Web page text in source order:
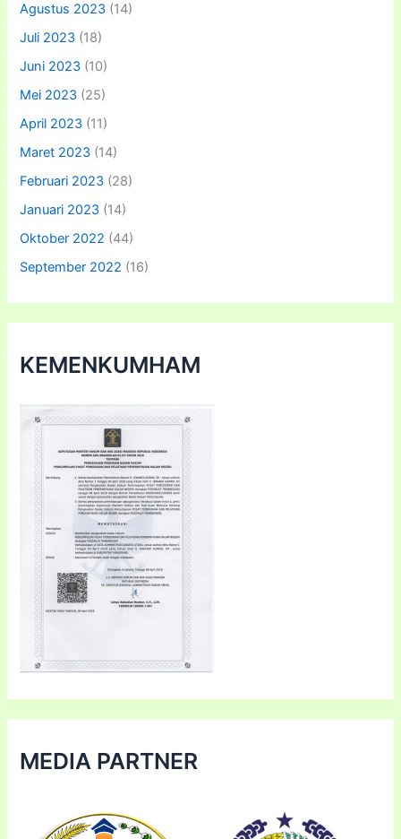
Agustus 2023 (14)
Juli 2023 (18)
Juni 2023 (10)
Mei 2023 (25)
April 2023 (11)
Maret 2023 (14)
Februari 2023 (28)
Januari 2023 (14)
Oktober 2022 (44)
September 2022 (16)
KEMENKUMHAM
MEDIA PARTNER